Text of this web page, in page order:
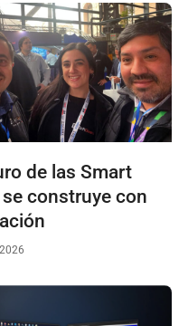
de las Smart
construye con